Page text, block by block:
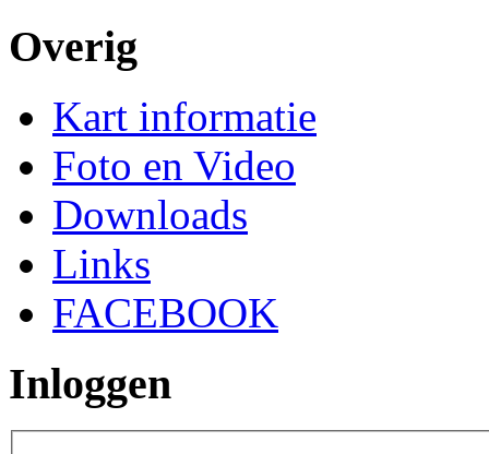
Overig
Kart informatie
Foto en Video
Downloads
Links
FACEBOOK
Inloggen